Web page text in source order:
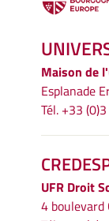
Maison de
Esplanade
Tél. +33
UFR Droit
4 boulevard